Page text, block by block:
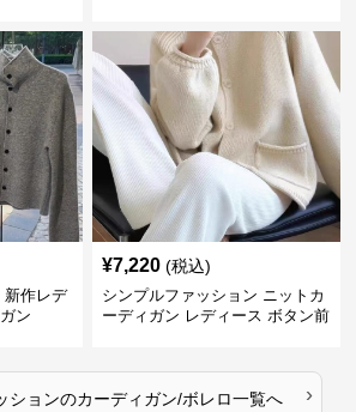
新作レデ
ン
¥7,220 (税込)
シンプルファッション ニットカ
ーディガン レディース ボタン前
ションのカーディガン/ボレロ一覧へ ›